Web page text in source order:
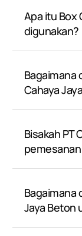
Apa itu Box
digunakan?
Bagaimana
Cahaya
Bisakah PT
Bagaimana
Jaya Beton